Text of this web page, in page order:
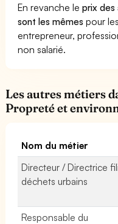
En revanche leprix des
sont les mêmes pour
entrepreneur,
non salarié.
Les autres métiers
Propreté et
Nom du métier
Directeur / Directrice
déchets urbains
Responsable du